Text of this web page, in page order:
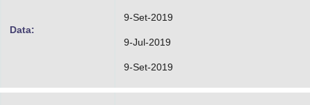
Data:
9-Set-2019
9-Jul-2019
9-Set-2019